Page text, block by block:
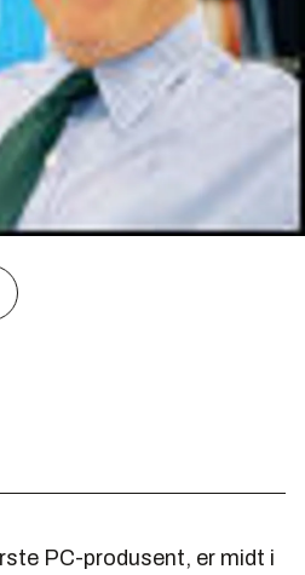
PC-produsent, er midt i